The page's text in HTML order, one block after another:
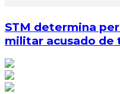
STM determina
militar acusado de